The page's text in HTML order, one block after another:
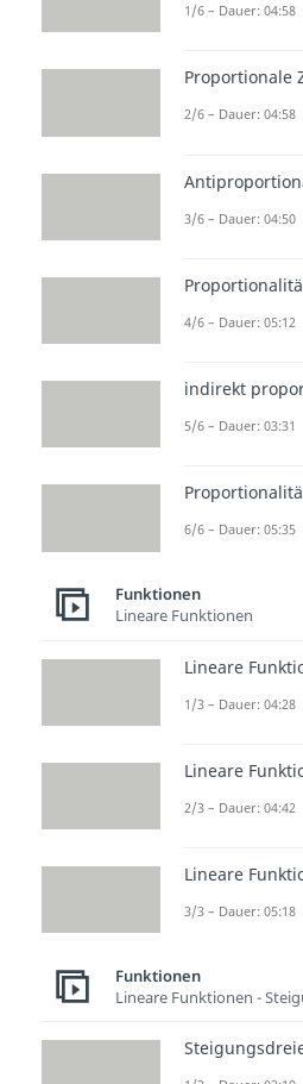
1/6 – Dauer: 04:58
Proportionale
2/6 – Dauer: 04:58
3/6 – Dauer: 04:50
4/6 – Dauer: 05:12
indirekt
5/6 – Dauer: 03:31
6/6 – Dauer: 05:35
Funktionen
Lineare Funktionen
Lineare
1/3 – Dauer: 04:28
Lineare
2/3 – Dauer: 04:42
Lineare
3/3 – Dauer: 05:18
Funktionen
Lineare Funktionen -